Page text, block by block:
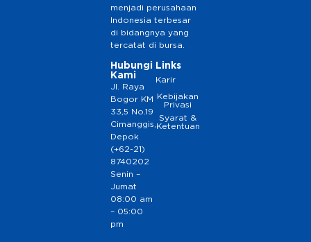
menjadi perusahaan
Indonesia terbesar
di bidangnya yang
tercatat di bursa.
Hubungi
Kami
Jl. Raya
Bogor KM
33,5 No.19
Cimanggis,
Depok
(+62-21)
8740202
Senin –
Jumat
08:00 am
– 05:00
pm
Links
Karir
Kebijakan
Privasi
Syarat &
Ketentuan